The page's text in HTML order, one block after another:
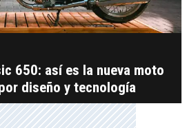
650: así es la nueva moto
diseño y tecnología